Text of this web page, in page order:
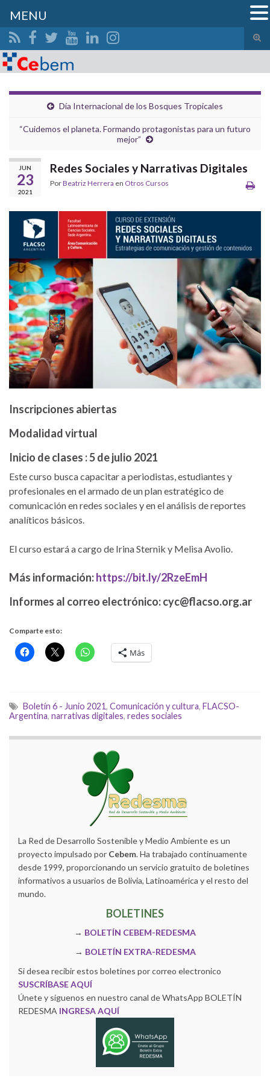
el
Search for:
Día Internacional de los Bosques Tropicales
“Cuidemos el planeta. Formando protagonistas para un futuro
mejor”
JUN
23
2021
Redes Sociales y Narrativas Digitales
PorBeatriz Herrera en Otros Cursos
Inscripciones abiertas
Modalidad virtual
Inicio de clases : 5 de julio 2021
Este curso busca capacitar a periodistas, estudiantes y
profesionales en el armado de un plan estratégico de
comunicación en redes sociales y en el análisis de reportes
analíticos básicos.
El curso estará a cargo de Irina Sternik y Melisa Avolio.
Más información:https://bit.ly/2RzeEmH
Informes al correo electrónico: cyc@flacso.org.ar
Comparte esto:
Más
Boletín 6 - Junio 2021, Comunicación y cultura, FLACSO-
Argentina, narrativas digitales, redes sociales
La Red de Desarrollo Sostenible y Medio Ambiente es un
proyecto impulsado por Cebem. Ha trabajado continuamente
desde 1999, proporcionando un servicio gratuito de boletines
informativos a usuarios de Bolivia, Latinoamérica y el resto del
mundo.
BOLETINES
→ BOLETÍN CEBEM-REDESMA
→ BOLETÍN EXTRA-REDESMA
Si desea recibir estos boletines por correo electronico
SUSCRÍBASE AQUÍ
Únete y siguenos en nuestro canal de WhatsApp BOLETÍN
REDESMA INGRESA AQUÍ
MENU